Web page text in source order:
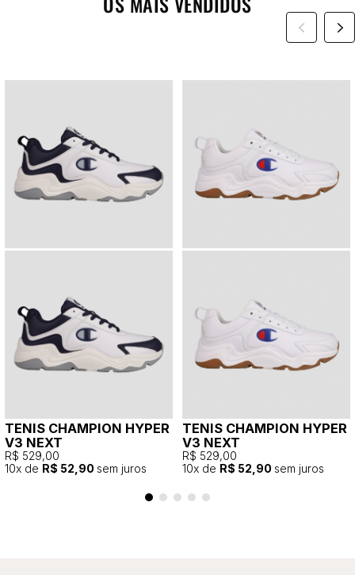
TENIS CHAMPION HYPER
V3 NEXT
R$ 529,00
10x de R$ 52,90 sem juros
TENIS CHAMPION HYPER
V3 NEXT
R$ 529,00
10x de R$ 52,90 sem juros